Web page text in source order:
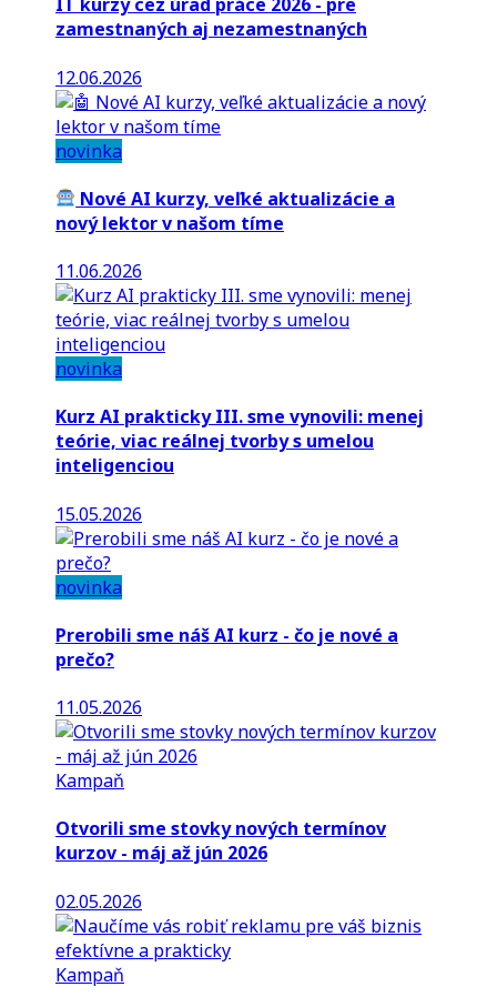
zamestnaných aj nezamestnaných
12.06.2026
novinka
Nové AI kurzy, veľké aktualizácie a
nový lektor v našom tíme
11.06.2026
novinka
Kurz AI prakticky III. sme vynovili: menej
teórie, viac reálnej tvorby s umelou
inteligenciou
15.05.2026
novinka
Prerobili sme náš AI kurz - čo je nové a
prečo?
11.05.2026
Kampaň
Otvorili sme stovky nových termínov
kurzov - máj až jún 2026
02.05.2026
Kampaň